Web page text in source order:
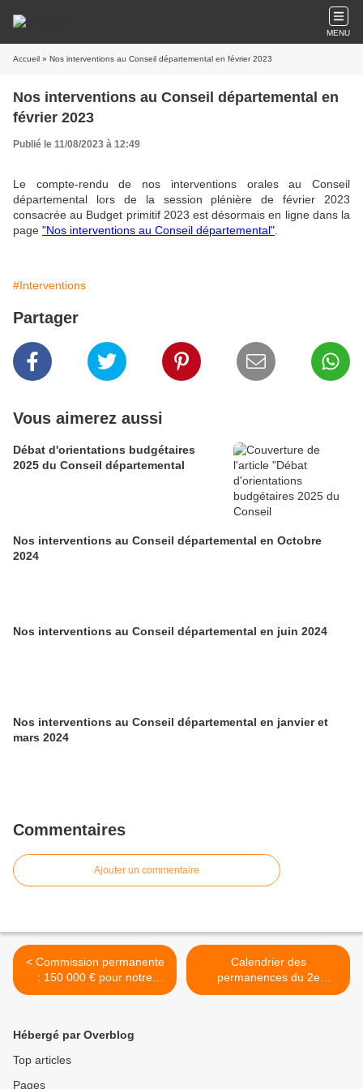
MENU
Accueil » Nos interventions au Conseil départemental en février 2023
Nos interventions au Conseil départemental en
février 2023
Publié le 11/08/2023 à 12:49
Le compte-rendu de nos interventions orales au Conseil
départemental lors de la session plénière de février 2023
consacrée au Budget primitif 2023 est désormais en ligne dans la
page "Nos interventions au Conseil départemental"
#Interventions
Partager
Vous aimerez aussi
Débat d'orientations budgétaires
2025 du Conseil départemental
Nos interventions au Conseil départemental en Octobre
2024
Nos interventions au Conseil départemental en juin 2024
Nos interventions au Conseil départemental en janvier et
mars 2024
Commentaires
Ajouter un commentaire
< Commission permanente
: 150 000 € pour notre
canton
Calendrier des
permanences du 2e
semestre >
Hébergé par Overblog
Top articles
Pages